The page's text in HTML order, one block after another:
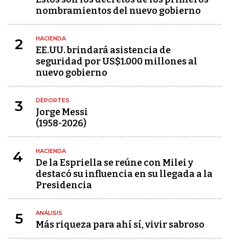
nombramientos del nuevo gobierno
2 HACIENDA
EE.UU. brindará asistencia de
seguridad por US$1.000 millones al
nuevo gobierno
3 DEPORTES
Jorge Messi
(1958-2026)
4 HACIENDA
De la Espriella se reúne con Milei y
destacó su influencia en su llegada a la
Presidencia
5 ANÁLISIS
Más riqueza para ahí sí, vivir sabroso